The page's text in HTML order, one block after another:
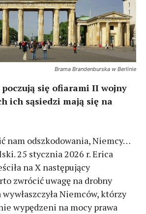
Brama Brandenburska w Berlinie
poczują się ofiarami II wojny
ich sąsiedzi mają się na
nam odszkodowania, Niemcy…
25 stycznia 2026 r. Erica
na X następujący
zwrócić uwagę na drobny
wywłaszczyła Niemców, którzy
wypędzeni na mocy prawa